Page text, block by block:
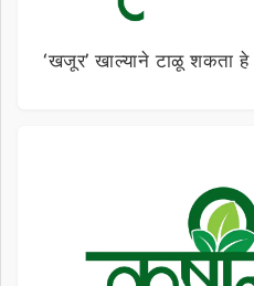
‘खजूर’ खाल्याने टाळू शकता